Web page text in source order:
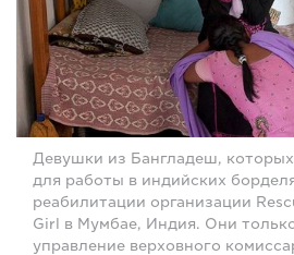
Девушки из Бангладеш,
для работы в индийских
реабилитации организации
Girl в Мумбае, Индия. Они
управление верховного